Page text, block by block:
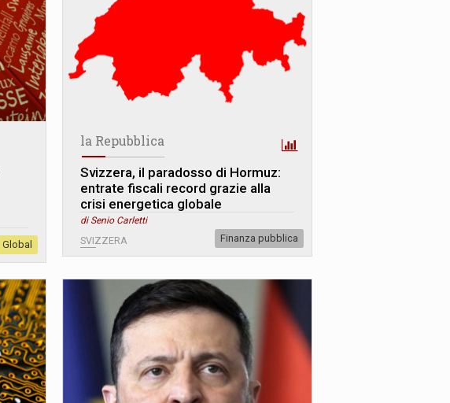
Global
la Repubblica
Svizzera, il paradosso di Hormuz:
entrate fiscali record grazie alla
crisi energetica globale
di Senio Carletti
SVIZZERA Finanza pubblica